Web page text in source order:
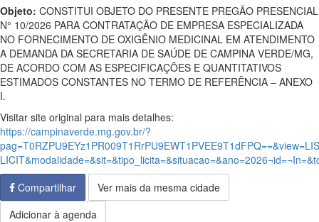
Objeto: CONSTITUI OBJETO DO PRESENTE PREGÃO PRESENCIAL
N° 10/2026 PARA CONTRATAÇÃO DE EMPRESA ESPECIALIZADA
NO FORNECIMENTO DE OXIGÊNIO MEDICINAL EM ATENDIMENTO
A DEMANDA DA SECRETARIA DE SAÚDE DE CAMPINA VERDE/MG,
DE ACORDO COM AS ESPECIFICAÇÕES E QUANTITATIVOS
ESTIMADOS CONSTANTES NO TERMO DE REFERÊNCIA – ANEXO
I.
Visitar site original para mais detalhes:
https://campinaverde.mg.gov.br/?
Compartilhar
Ver mais da mesma cidade
Adicionar à agenda